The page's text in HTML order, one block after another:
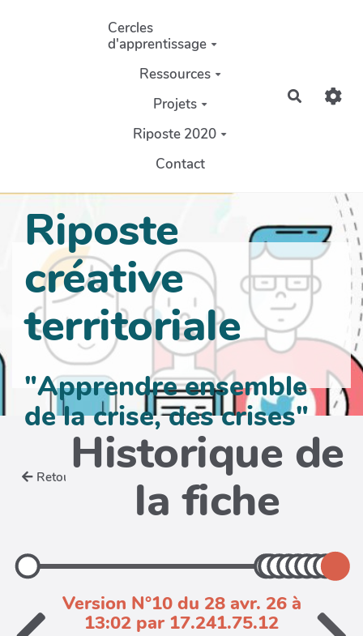
Aller au contenu principal
Cercles
d'apprentissage
Ressources
Projets
Riposte 2020
Contact
Riposte
créative
territoriale
"Apprendre ensemble
de la crise, des crises"
Retour Historique de
la fiche
Version N°10 du 28 avr. 26 à
13:02 par 17.241.75.12